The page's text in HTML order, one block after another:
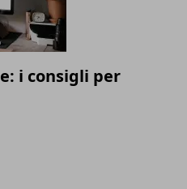
i consigli per